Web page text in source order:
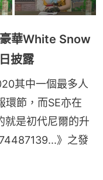
華White Snow
披露
其中一個最多人
環節，而SE亦在
就是初代尼爾的升
》之發